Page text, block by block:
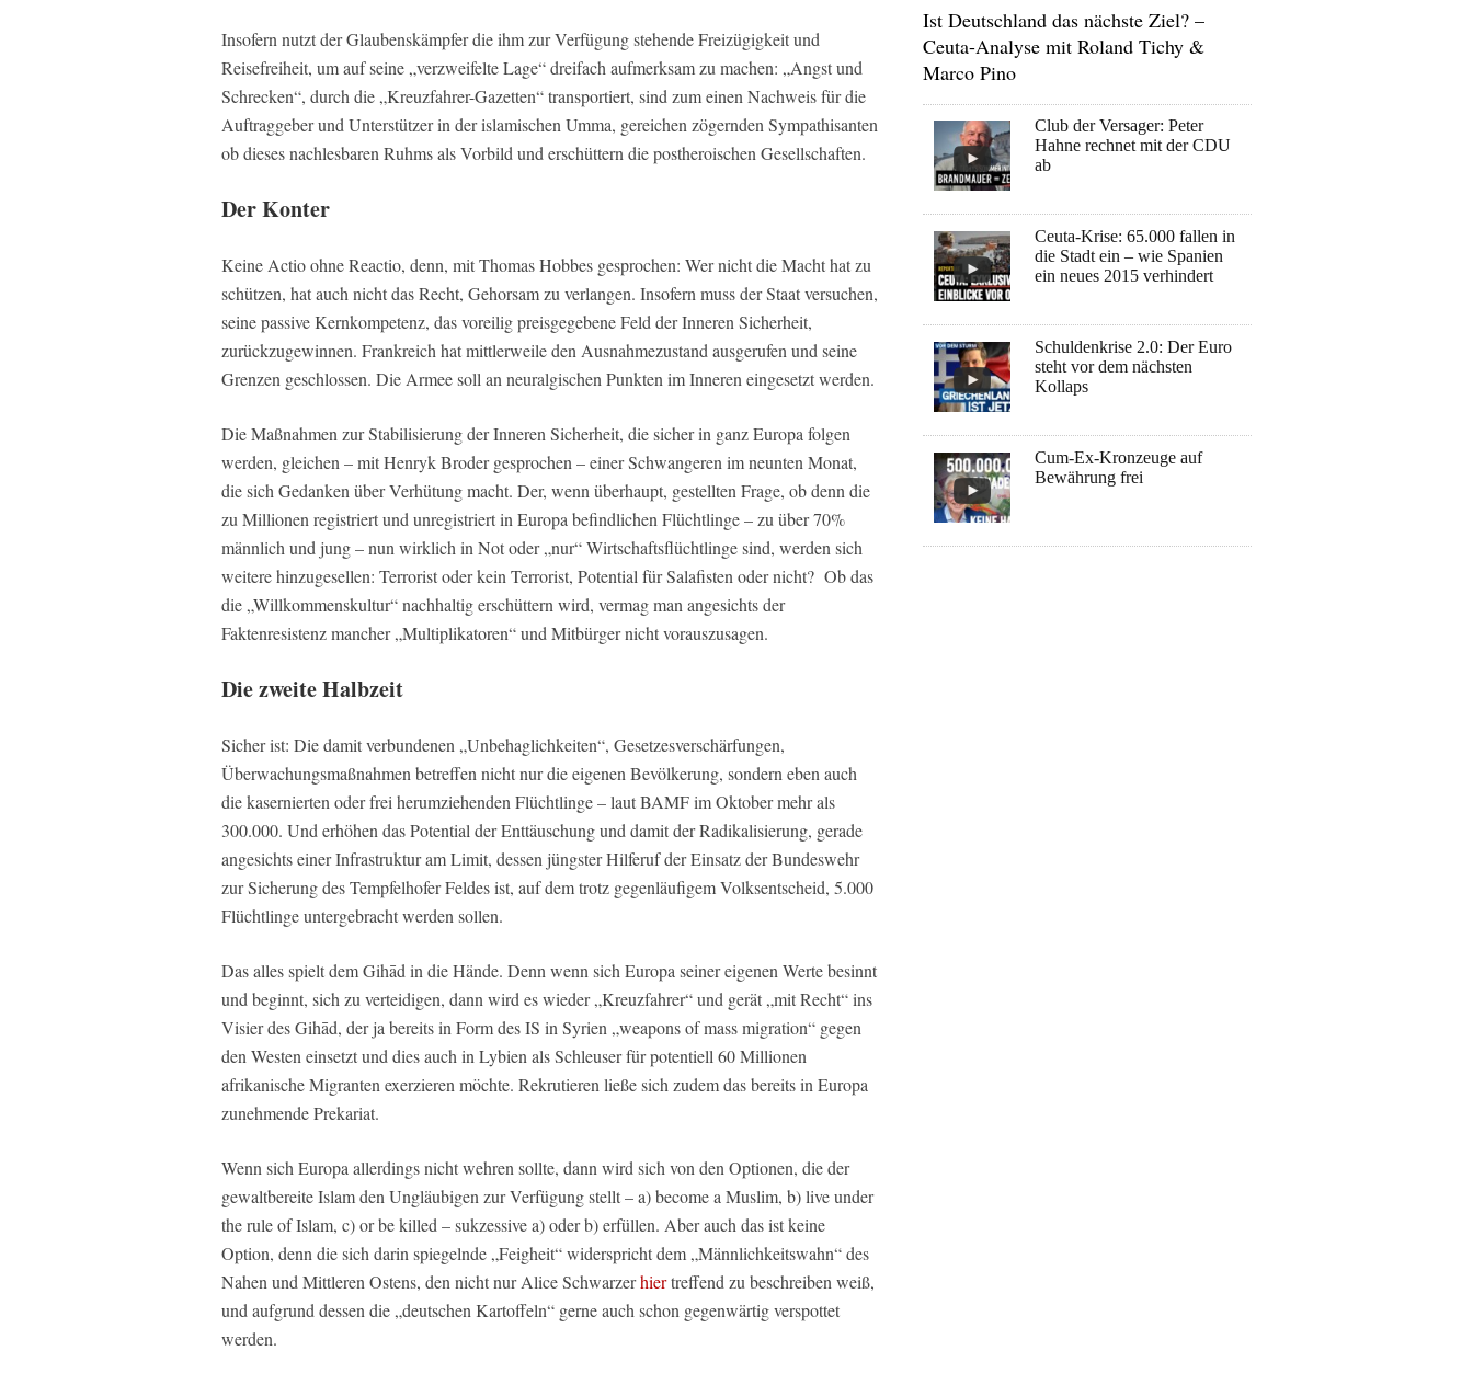
Insofern nutzt der Glaubenskämpfer die ihm zur Verfügung stehende Freizügigkeit und
Reisefreiheit, um auf seine „verzweifelte Lage“ dreifach aufmerksam zu machen: „Angst und
Schrecken“, durch die „Kreuzfahrer-Gazetten“ transportiert, sind zum einen Nachweis für die
Auftraggeber und Unterstützer in der islamischen Umma, gereichen zögernden Sympathisanten
ob dieses nachlesbaren Ruhms als Vorbild und erschüttern die postheroischen Gesellschaften.
Der Konter
Keine Actio ohne Reactio, denn, mit Thomas Hobbes gesprochen: Wer nicht die Macht hat zu
schützen, hat auch nicht das Recht, Gehorsam zu verlangen. Insofern muss der Staat versuchen,
seine passive Kernkompetenz, das voreilig preisgegebene Feld der Inneren Sicherheit,
zurückzugewinnen. Frankreich hat mittlerweile den Ausnahmezustand ausgerufen und seine
Grenzen geschlossen. Die Armee soll an neuralgischen Punkten im Inneren eingesetzt werden.
Die Maßnahmen zur Stabilisierung der Inneren Sicherheit, die sicher in ganz Europa folgen
werden, gleichen – mit Henryk Broder gesprochen – einer Schwangeren im neunten Monat,
die sich Gedanken über Verhütung macht. Der, wenn überhaupt, gestellten Frage, ob denn die
zu Millionen registriert und unregistriert in Europa befindlichen Flüchtlinge – zu über 70%
männlich und jung – nun wirklich in Not oder „nur“ Wirtschaftsflüchtlinge sind, werden sich
weitere hinzugesellen: Terrorist oder kein Terrorist, Potential für Salafisten oder nicht? Ob das
die „Willkommenskultur“ nachhaltig erschüttern wird, vermag man angesichts der
Faktenresistenz mancher „Multiplikatoren“ und Mitbürger nicht vorauszusagen.
Die zweite Halbzeit
Sicher ist: Die damit verbundenen „Unbehaglichkeiten“, Gesetzesverschärfungen,
Überwachungsmaßnahmen betreffen nicht nur die eigenen Bevölkerung, sondern eben auch
die kasernierten oder frei herumziehenden Flüchtlinge – laut BAMF im Oktober mehr als
300.000. Und erhöhen das Potential der Enttäuschung und damit der Radikalisierung, gerade
angesichts einer Infrastruktur am Limit, dessen jüngster Hilferuf der Einsatz der Bundeswehr
zur Sicherung des Tempfelhofer Feldes ist, auf dem trotz gegenläufigem Volksentscheid, 5.000
Flüchtlinge untergebracht werden sollen.
Das alles spielt dem Gihād in die Hände. Denn wenn sich Europa seiner eigenen Werte besinnt
und beginnt, sich zu verteidigen, dann wird es wieder „Kreuzfahrer“ und gerät „mit Recht“ ins
Visier des Gihād, der ja bereits in Form des IS in Syrien „weapons of mass migration“ gegen
den Westen einsetzt und dies auch in Lybien als Schleuser für potentiell 60 Millionen
afrikanische Migranten exerzieren möchte. Rekrutieren ließe sich zudem das bereits in Europa
zunehmende Prekariat.
Wenn sich Europa allerdings nicht wehren sollte, dann wird sich von den Optionen, die der
gewaltbereite Islam den Ungläubigen zur Verfügung stellt – a) become a Muslim, b) live under
the rule of Islam, c) or be killed – sukzessive a) oder b) erfüllen. Aber auch das ist keine
Option, denn die sich darin spiegelnde „Feigheit“ widerspricht dem „Männlichkeitswahn“ des
Nahen und Mittleren Ostens, den nicht nur Alice Schwarzerhiertreffend zu beschreiben weiß,
und aufgrund dessen die „deutschen Kartoffeln“ gerne auch schon gegenwärtig verspottet
werden.
Ist Deutschland das nächste Ziel? –
Ceuta-Analyse mit Roland Tichy &
Marco Pino
Club der Versager: Peter
Hahne rechnet mit der CDU
ab
Ceuta-Krise: 65.000 fallen in
die Stadt ein – wie Spanien
ein neues 2015 verhindert
Schuldenkrise 2.0: Der Euro
steht vor dem nächsten
Kollaps
Cum-Ex-Kronzeuge auf
Bewährung frei